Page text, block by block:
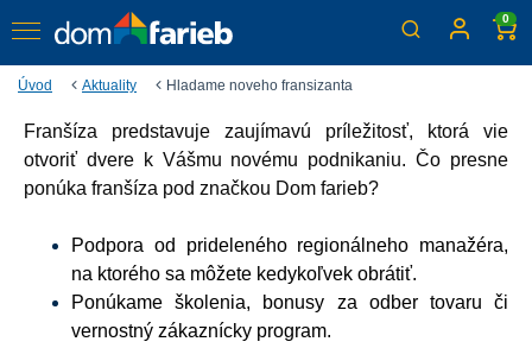
0
Úvod Aktuality Hladame noveho fransizanta
Hľadáme nového
franšízanta
Franšíza predstavuje zaujímavú príležitosť, ktorá vie
otvoriť dvere k Vášmu novému podnikaniu. Čo presne
ponúka franšíza pod značkou Dom farieb?
Podpora od prideleného regionálneho manažéra,
na ktorého sa môžete kedykoľvek obrátiť.
Ponúkame školenia, bonusy za odber tovaru či
vernostný zákaznícky program.